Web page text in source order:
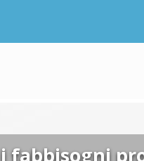
fabbisogni